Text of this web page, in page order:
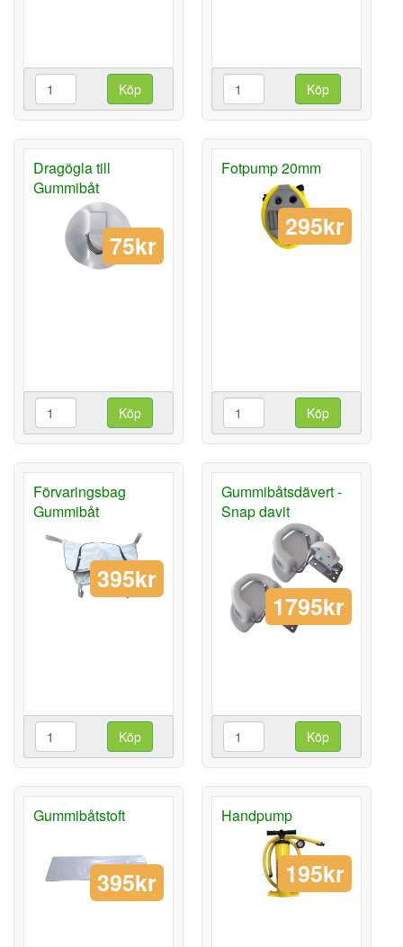
Köp Köp
Dragögla till
Gummibåt
75kr
Köp
Fotpump 20mm
295kr
Köp
Förvaringsbag
Gummibåt
395kr
Köp
Gummibåtsdävert -
Snap davit
1795kr
Köp
Gummibåtstoft
395kr
Handpump
195kr